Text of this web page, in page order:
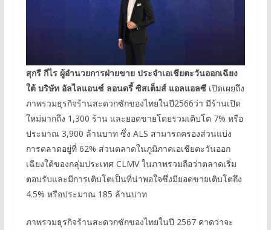
สุกรี กีไร ผู้อำนวยการฝ่ายขาย ประจำเอเชียตะวันออกเฉียง
ใต้ บริษัท อัลไลแอนซ์ ลอนดรี้ ซิสเต็มส์ แอลแอลซีเปิดเผยถึง
ภาพรวมธุรกิจร้านสะดวกซักของไทยในปี2566ว่า มีร้านเปิด
ใหม่มากถึง 1,300 ร้าน และยอดขายโดยรวมเติบโต 7% หรือ
ประมาณ 3,900 ล้านบาท ซึ่ง ALS สามารถครองส่วนแบ่ง
การตลาดอยู่ที่ 62% ส่วนตลาดในภูมิภาคเอเชียตะวันออก
เฉียงใต้ของกลุ่มประเทศ CLMV ในภาพรวมถือว่าตลาดเริ่ม
ตอบรับและมีการเติบโตเป็นที่น่าพอใจซึ่งมียอดขายเติบโตถึง
4.5% หรือประมาณ 185 ล้านบาท
ภาพรวมธุรกิจร้านสะดวกซักของไทยในปี 2567 คาดว่าจะ